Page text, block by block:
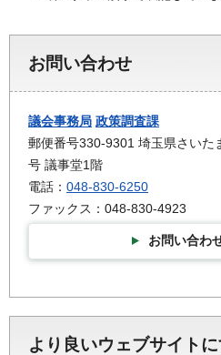
お問い合わせ
議会事務局 政策調査課
郵便番号330-9301 埼玉県さいた
号 議事堂1階
電話： 048-830-6250
ファックス：048-830-4923
お問い合わ
より良いウェブサイト